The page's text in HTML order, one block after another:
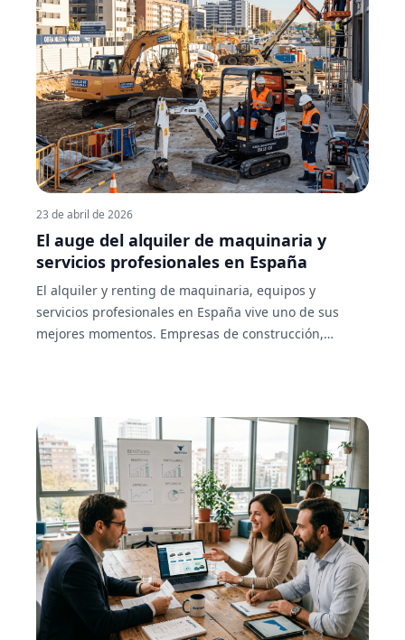
23 de abril de 2026
El auge del alquiler de maquinaria y
servicios profesionales en España
El alquiler y renting de maquinaria, equipos y
servicios profesionales en España vive uno de sus
mejores momentos. Empresas de construcción,
mantenimiento y con total flexibilidad. BUEYDU es el
marketplace que centraliza toda esta demanda,
conectando a quien necesita una máquina, un equipo
o un profesional especializado con quien puede
ofrecerlo, en cualquier rincón de España.